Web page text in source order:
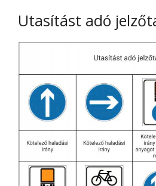
Utasítást adó